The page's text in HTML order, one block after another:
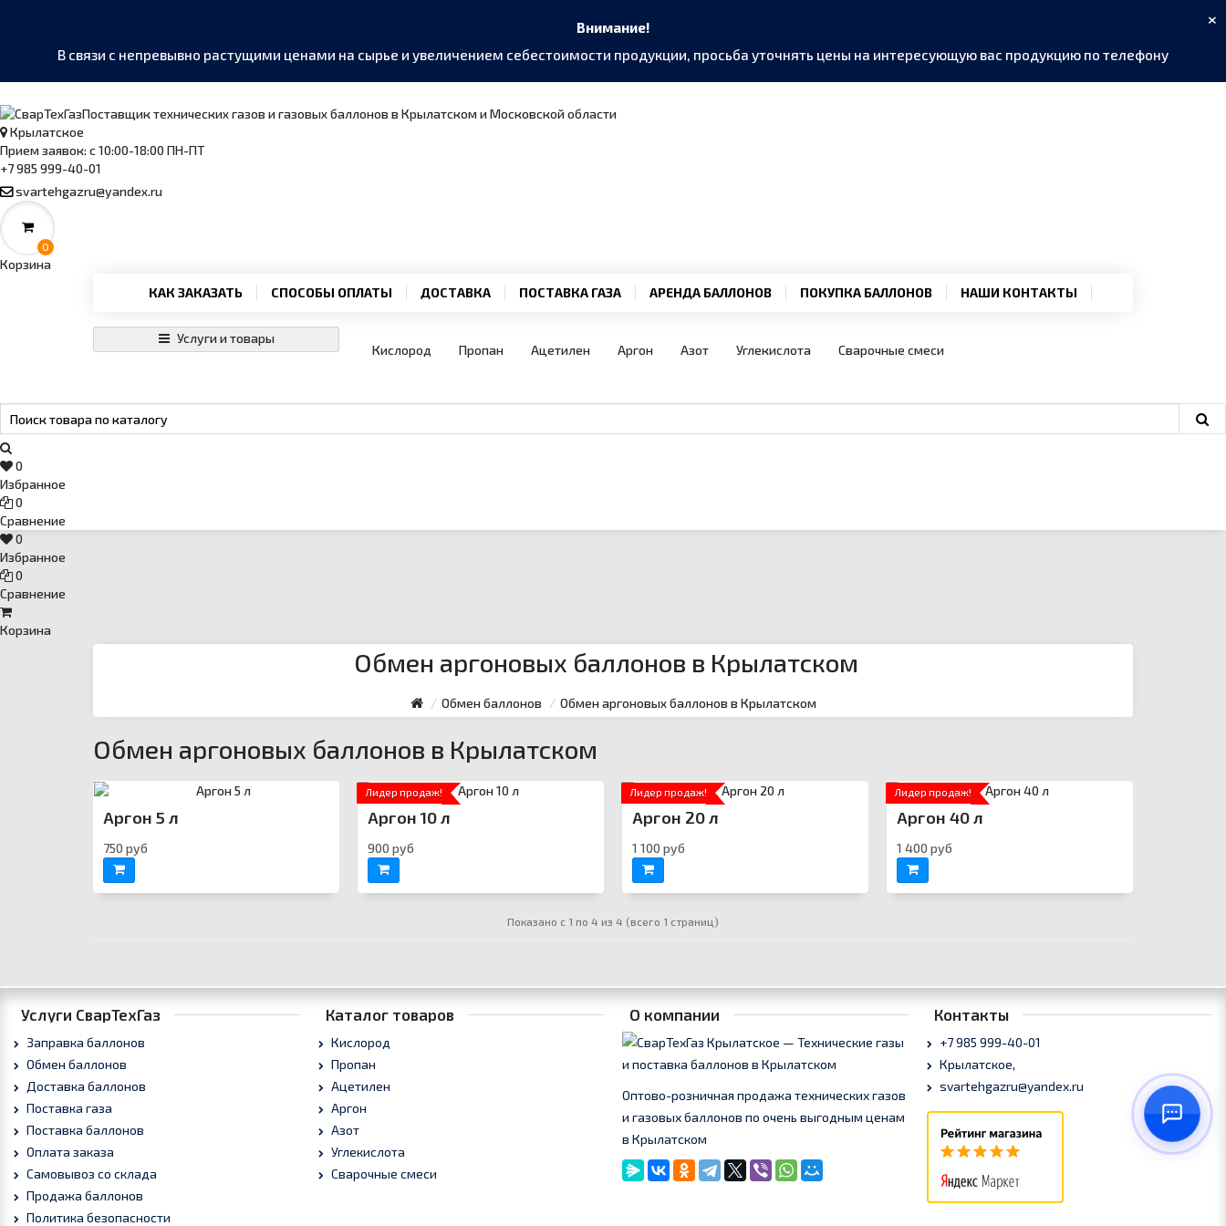
Внимание!
В связи с непревывно растущими ценами на сырье и увеличением себестоимости продукции, просьба уточнять цены на интересующую вас продукцию по телефону
×
Поставщик технических газов и газовых баллонов в Крылатском и Московской области
Крылатское
Прием заявок: с 10:00-18:00 ПН-ПТ
+7 985 999-40-01
svartehgazru@yandex.ru
0
Корзина
КАК ЗАКАЗАТЬ
СПОСОБЫ ОПЛАТЫ ДОСТАВКА ПОСТАВКА ГАЗА АРЕНДА БАЛЛОНОВ ПОКУПКА БАЛЛОНОВ НАШИ КОНТАКТЫ
Кислород Пропан Ацетилен Аргон Азот Углекислота Сварочные смеси
Услуги и товары
0
Избранное
0
Сравнение
0
Избранное
0
Сравнение
Корзина
Обмен аргоновых баллонов в Крылатском
Обмен баллонов Обмен аргоновых баллонов в Крылатском
Обмен аргоновых баллонов в Крылатском
Аргон 5 л
750 руб
Лидер продаж!
Аргон 10 л
900 руб
Лидер продаж!
Аргон 20 л
1 100 руб
Лидер продаж!
Аргон 40 л
1 400 руб
Показано с 1 по 4 из 4 (всего 1 страниц)
Услуги СварТехГаз
Заправка баллонов
Обмен баллонов
Доставка баллонов
Поставка газа
Поставка баллонов
Оплата заказа
Самовывоз со склада
Продажа баллонов
Политика безопасности
Каталог товаров
Кислород
Пропан
Ацетилен
Аргон
Азот
Углекислота
Сварочные смеси
О компании
Оптово-розничная продажа технических газов
и газовых баллонов по очень выгодным ценам
в Крылатском
Контакты
+7 985 999-40-01
Крылатское,
svartehgazru@yandex.ru
Написать в мессенджер
WhatsApp
+7 985 999-40-01 ›
Позвонить ›
svartehgazru@yandex.ru